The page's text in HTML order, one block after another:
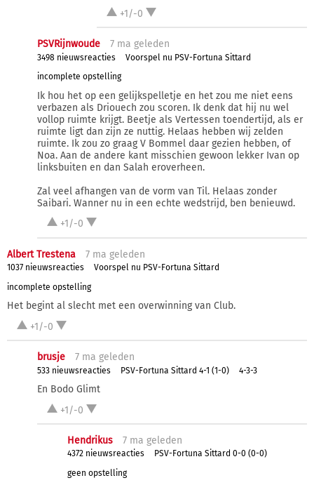
+1/-0
PSVRijnwoude 7 ma geleden
3498 nieuwsreacties
Voorspel nu PSV-Fortuna Sittard
incomplete opstelling
Ik hou het op een gelijkspelletje en het zou me niet eens
verbazen als Driouech zou scoren. Ik denk dat hij nu wel
vollop ruimte krijgt. Beetje als Vertessen toendertijd, als er
ruimte ligt dan zijn ze nuttig. Helaas hebben wij zelden
ruimte. Ik zou zo graag V Bommel daar gezien hebben, of
Noa. Aan de andere kant misschien gewoon lekker Ivan op
linksbuiten en dan Salah eroverheen.
Zal veel afhangen van de vorm van Til. Helaas zonder
Saibari. Wanner nu in een echte wedstrijd, ben benieuwd.
+1/-0
Albert Trestena 7 ma geleden
1037 nieuwsreacties
Voorspel nu PSV-Fortuna Sittard
incomplete opstelling
Het begint al slecht met een overwinning van Club.
+1/-0
brusje 7 ma geleden
533 nieuwsreacties PSV-Fortuna Sittard 4-1 (1-0) 4-3-3
En Bodo Glimt
+1/-0
Hendrikus 7 ma geleden
4372 nieuwsreacties
PSV-Fortuna Sittard 0-0 (0-0)
geen opstelling